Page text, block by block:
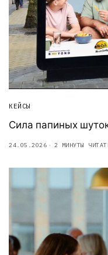
КЕЙСЫ
Сила папиных
24.05.2026 2 МИНУТЫ